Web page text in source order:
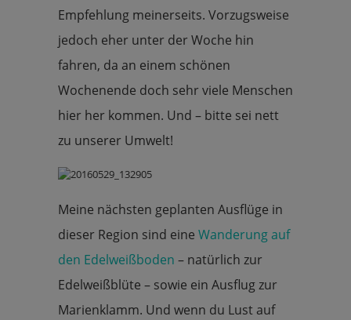
Empfehlung meinerseits. Vorzugsweise
jedoch eher unter der Woche hin
fahren, da an einem schönen
Wochenende doch sehr viele Menschen
hier her kommen. Und – bitte sei nett
zu unserer Umwelt!
Meine nächsten geplanten Ausflüge in
dieser Region sind eine Wanderung auf
den Edelweißboden – natürlich zur
Edelweißblüte – sowie ein Ausflug zur
Marienklamm. Und wenn du Lust auf